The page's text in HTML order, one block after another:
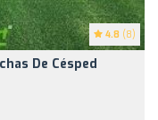
4.8 (8)
De Césped